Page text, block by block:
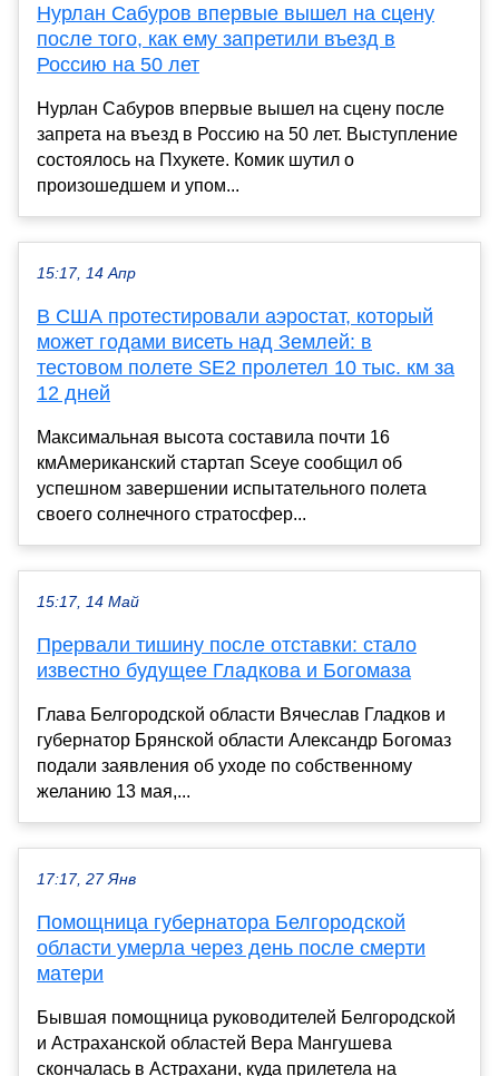
Нурлан Сабуров впервые вышел на сцену
после того, как ему запретили въезд в
Россию на 50 лет
Нурлан Сабуров впервые вышел на сцену после
запрета на въезд в Россию на 50 лет. Выступление
состоялось на Пхукете. Комик шутил о
произошедшем и упом...
15:17, 14 Апр
В США протестировали аэростат, который
может годами висеть над Землей: в
тестовом полете SE2 пролетел 10 тыс. км за
12 дней
Максимальная высота составила почти 16
кмАмериканский стартап Sceye сообщил об
успешном завершении испытательного полета
своего солнечного стратосфер...
15:17, 14 Май
Прервали тишину после отставки: стало
известно будущее Гладкова и Богомаза
Глава Белгородской области Вячеслав Гладков и
губернатор Брянской области Александр Богомаз
подали заявления об уходе по собственному
желанию 13 мая,...
17:17, 27 Янв
Помощница губернатора Белгородской
области умерла через день после смерти
матери
Бывшая помощница руководителей Белгородской
и Астраханской областей Вера Мангушева
скончалась в Астрахани, куда прилетела на